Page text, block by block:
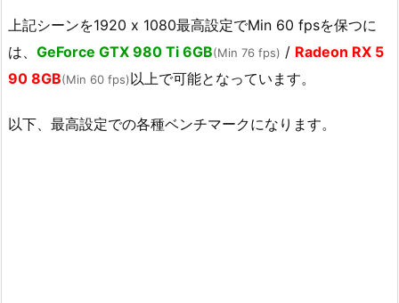
上記シーンを1920 x 1080最高設定でMin 60 fpsを保つに
は、 GeForce GTX 980 Ti 6GB(Min 76 fps) / Radeon RX 5
90 8GB(Min 60 fps)以上で可能となっています。
以下、最高設定での各種ベンチマークになります。